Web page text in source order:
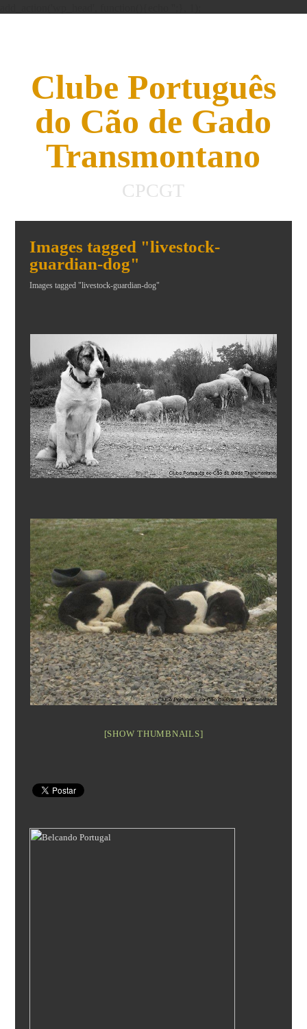
Clube Português
do Cão de Gado
Transmontano
CPCGT
Images tagged "livestock-
guardian-dog"
Images tagged "livestock-guardian-dog"
[SHOW THUMBNAILS]